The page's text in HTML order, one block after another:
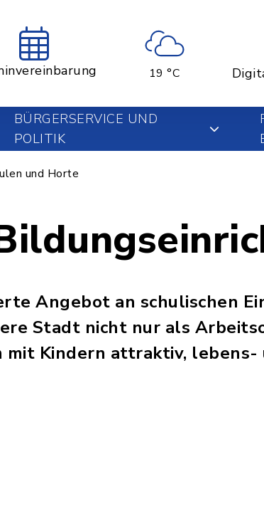
19 °C
BÜRGERSERVICE UND
POLITIK
und Horte
Angebot an schulischen
Stadt nicht nur als
mit Kindern attraktiv,